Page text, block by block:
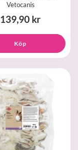
Vetocanis
139,90 kr
Köp